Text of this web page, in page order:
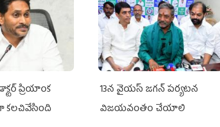
ప్రియాంక
కలచివేసింది
13న వైయస్‌ జగన్‌ పర్యటన
విజయవంతం చేయాలి